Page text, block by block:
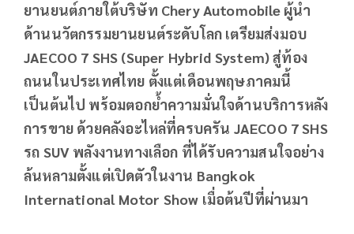
ยานยนต์ภายใต้บริษัท Chery Automobile ผู้นำ
ด้านนวัตกรรมยานยนต์ระดับโลก เตรียมส่งมอบ
JAECOO 7 SHS (Super Hybrid System)สู่ท้อง
ถนนในประเทศไทย ตั้งแต่เดือนพฤษภาคมนี้
เป็นต้นไป พร้อมตอกย้ำความมั่นใจด้านบริการหลัง
การขาย ด้วยคลังอะไหล่ที่ครบครัน JAECOO 7 SHS
รถ SUV พลังงานทางเลือก ที่ได้รับความสนใจอย่าง
ล้นหลามตั้งแต่เปิดตัวในงาน Bangkok
International Motor Show เมื่อต้นปีที่ผ่านมา